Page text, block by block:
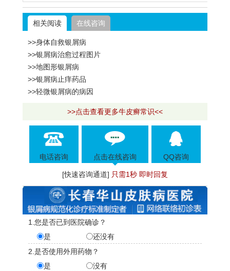
相关阅读 在线咨询
>>身体自救银屑病
>>银屑病治愈过程图片
>>地图形银屑病
>>银屑病止痒药品
>>轻微银屑病的病因
>>点击查看更多牛皮癣常识<<
电话咨询 点击在线咨询 QQ咨询
[快速咨询通道] 只需1秒 即时回复
1.您是否已到医院确诊？
是
还没有
2.是否使用外用药物？
是
没有